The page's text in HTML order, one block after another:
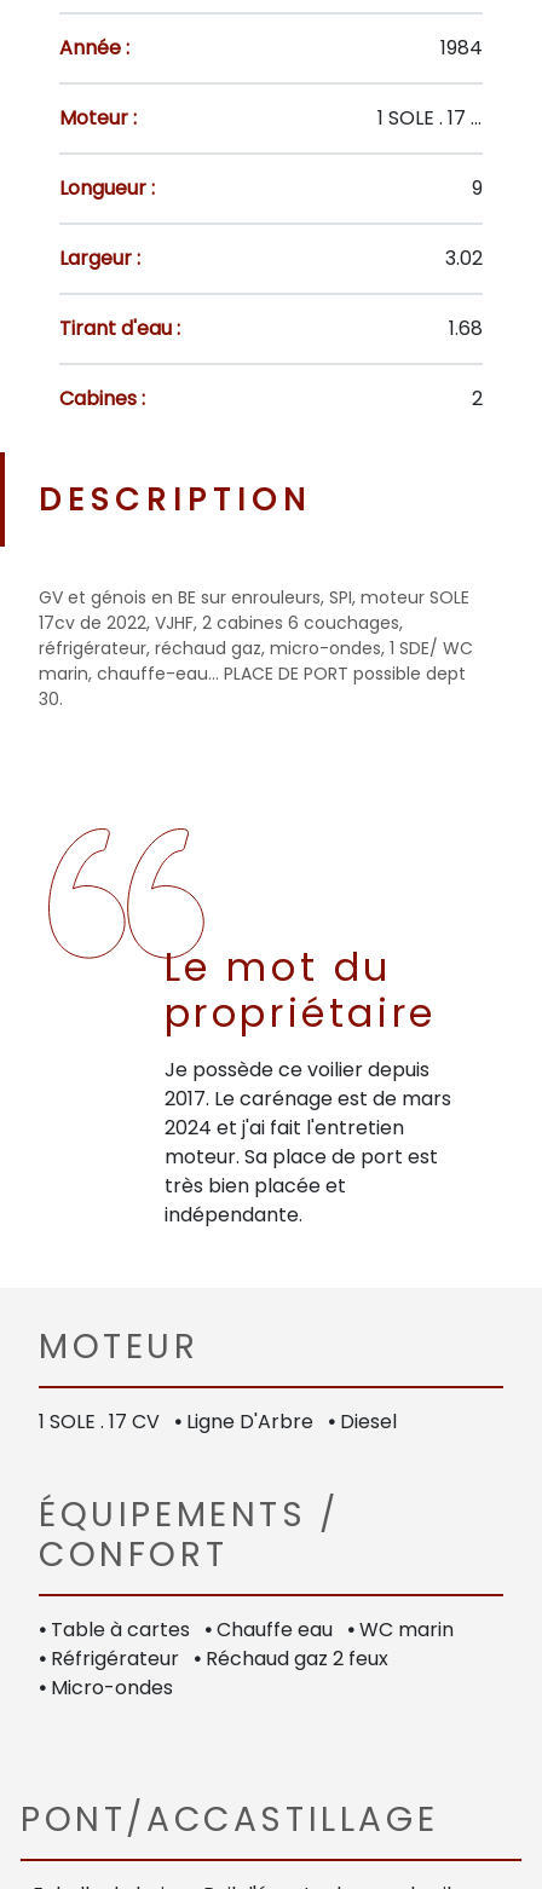
Année : 1984
Moteur : 1 SOLE . 17 CV
Longueur : 9
Largeur : 3.02
Tirant d'eau : 1.68
Cabines : 2
DESCRIPTION
GV et génois en BE sur enrouleurs, SPI, moteur SOLE
17cv de 2022, VJHF, 2 cabines 6 couchages,
réfrigérateur, réchaud gaz, micro-ondes, 1 SDE/ WC
marin, chauffe-eau... PLACE DE PORT possible dept
30.
Le mot du
propriétaire
Je possède ce voilier depuis
2017. Le carénage est de mars
2024 et j'ai fait l'entretien
moteur. Sa place de port est
très bien placée et
indépendante.
MOTEUR
1 SOLE . 17 CV • Ligne D'Arbre • Diesel
ÉQUIPEMENTS /
CONFORT
• Table à cartes •Chauffe eau •WC marin
• Réfrigérateur • Réchaud gaz 2 feux
• Micro-ondes
PONT/ACCASTILLAGE